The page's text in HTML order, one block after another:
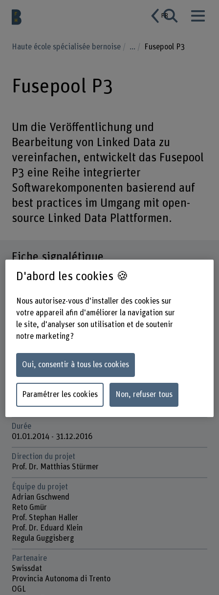
FR
Haute école spécialisée bernoise ... Fusepool P3
Fusepool P3
Um die Veröffentlichung und
Bearbeitung von Linked Data zu
vereinfachen, entwickelt das Fusepool
P3 eine Reihe integrierter
Softwarekomponenten basierend auf
best practices im Umgang mit open-
source Linked Data Plattformen.
Fiche signalétique
Gestion
Institut(s)
Institute for Public Sector Transformation
Unité(s) de recherche
IDAS / Business Information Systems Engineering (BISE)
Data and Infrastructure
Organisation d'encouragement
Europäische Union
Durée
01.01.2014 - 31.12.2016
Direction du projet
Prof. Dr. Matthias Stürmer
Équipe du projet
Adrian Gschwend
Reto Gmür
Prof. Stephan Haller
Prof. Dr. Eduard Klein
Regula Guggisberg
Partenaire
Swissdat
Provincia Autonoma di Trento
OGL
D'abord les cookies 🍪
Nous autorisez-vous d'installer des cookies sur
votre appareil afin d'améliorer la navigation sur
le site, d'analyser son utilisation et de soutenir
notre marketing ?
Oui, consentir à tous les cookies
Paramétrer les cookies Non, refuser tous